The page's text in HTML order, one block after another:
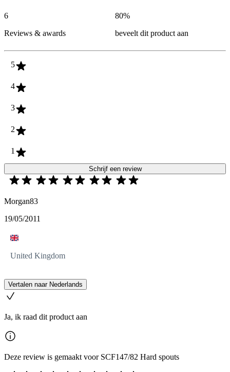
6
Reviews & awards
80%
beveelt dit product aan
5
4
3
2
1
Schrijf een review
Morgan83
19/05/2011
United Kingdom
Vertalen naar Nederlands
Ja, ik raad dit product aan
Deze review is gemaakt voor SCF147/82 Hard spouts